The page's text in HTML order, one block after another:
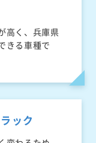
高く、兵庫県
きる車種で
ック